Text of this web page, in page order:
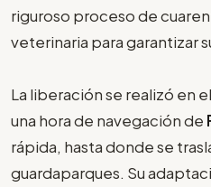
riguroso proceso de
veterinaria para garantizar
La liberación se realizó en
una hora de navegación de
rápida, hasta donde se
guardaparques. Su